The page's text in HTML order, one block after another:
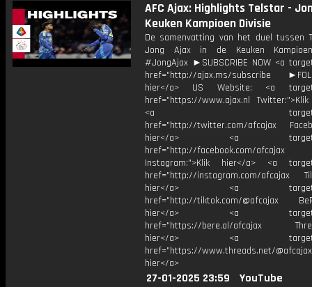
AFC Ajax: Highlights Telstar -
Keuken Kampioen Divisie
De samenvatting van het duel tussen
Jong Ajax in de Keuken
#JongAjax ►SUBSCRIBE NOW <a
href="http://ajax.ms/subscribe
hier</a> US Website: <a
href="https://www.ajax.nl
<a
href="http://twitter.com/afcajax
hier</a> <a
href="http://facebook.com/afcajax
Instagram:">Klik hier</a> <a
href="http://instagram.com/afcajax
hier</a> <a
href="http://tiktok.com/@afcajax
hier</a> <a
href="https://bere.al/afcajax
hier</a> <a
href="https://www.threads.net/
hier</a>
27-01-2025 23:59
YouTube